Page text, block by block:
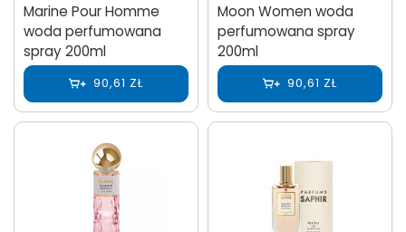
Marine Pour Homme
woda perfumowana
spray 200ml
90,61 ZŁ
Moon Women woda
perfumowana spray
200ml
90,61 ZŁ